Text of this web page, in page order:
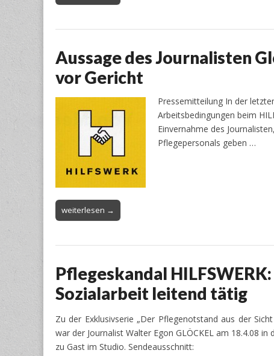
Aussage des Journalisten
vor Gericht
Pressemitteilung In der
Arbeitsbedingungen beim
Einvernahme des
Pflegepersonals geben …
weiterlesen →
Pflegeskandal
Sozialarbeit leitend tätig
Zu der Exklusivserie „Der Pflegenotstand aus der
war der Journalist Walter Egon GLÖCKEL am 18.4.08 in
zu Gast im Studio. Sendeausschnitt: